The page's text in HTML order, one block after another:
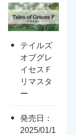
テイルズ
オブグレ
イセスＦ
リマスタ
ー
発売日：
2025/01/1